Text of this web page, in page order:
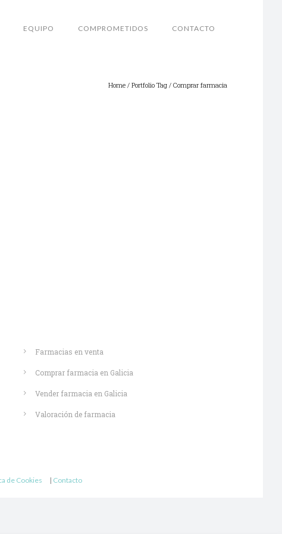
EQUIPO COMPROMETIDOS CONTACTO
Home / Portfolio Tag / Comprar farmacia
Farmacias en venta
Comprar farmacia en Galicia
Vender farmacia en Galicia
Valoración de farmacia
de Cookies | Contacto